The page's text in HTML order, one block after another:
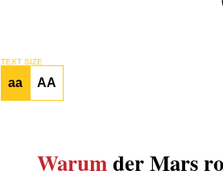
TEXT SIZE
aa AA
Warumder Mars